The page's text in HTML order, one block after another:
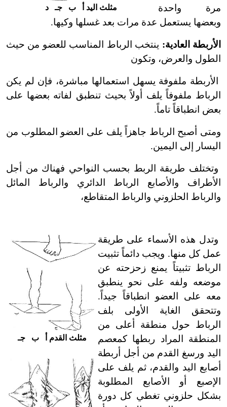
مثلث اليد أ ب جـ د
مرة واحدة
وبعضها يستعمل عدة مرات بعد غسلها وكيها.
الأربطة العادية: ينتخب الرباط المناسب للعضو من حيث
الطول والعرض، وتكون
الأربطة ملفوفة يسهل استعمالها مباشرة، فإن لم يكن
الرباط ملفوفاً يلف أولاً بحيث تنطبق لفاته بعضها على
بعض انطباقاً تاماً.
ومتى أصبح الرباط جاهزاً يلف على العضو المطلوب من
اليسار إلى اليمين.
وتختلف طريقة الربط بحسب النواحي فهناك من أجل
الأطراف والأصابع الرباط الدائري والرباط المائل
والرباط الحلزوني والرباط المتقاطع،
مثلث القدم أ ب جـ
وتدل هذه الأسماء على طريقة
عمل كل منها. ويجب دائماً تثبيت
الرباط تثبيتاً يمنع زحزحته عن
موضعه ولفه على نحو ينطبق
معه على العضو انطباقاً جيداً.
وتتحقق الغاية الأولى بلف
الرباط حول منطقة أعلى من
المنطقة المراد ربطها كمعصم
اليد ورسغ القدم من أجل أربطة
أصابع اليد والقدم، ثم يلف على
الإصبع أو الأصابع المطلوبة
بشكل حلزوني تغطي كل دورة